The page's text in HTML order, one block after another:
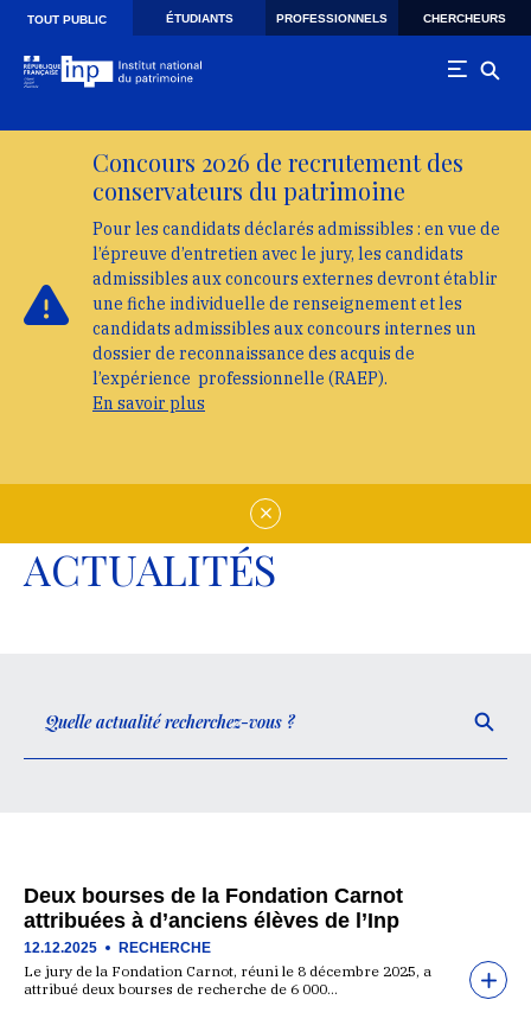
Skip to main navigation
Aller au contenu principal
TOUT PUBLIC ÉTUDIANTS PROFESSIONNELS CHERCHEURS
Concours 2026 de recrutement des
conservateurs du patrimoine
Pour les candidats déclarés admissibles : en vue de
l’épreuve d’entretien avec le jury, les candidats
admissibles aux concours externes devront établir
une fiche individuelle de renseignement et les
candidats admissibles aux concours internes un
dossier de reconnaissance des acquis de
l’expérience professionnelle (RAEP).
En savoir plus
ACTUALITÉS
Deux bourses de la Fondation Carnot
attribuées à d’anciens élèves de l’Inp
12.12.2025 RECHERCHE
Le jury de la Fondation Carnot, réuni le 8 décembre 2025, a
attribué deux bourses de recherche de 6 000…